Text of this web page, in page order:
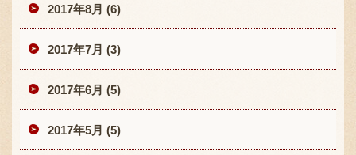
2017年8月 (6)
2017年7月 (3)
2017年6月 (5)
2017年5月 (5)